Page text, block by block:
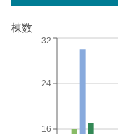
棟数
16
24
32